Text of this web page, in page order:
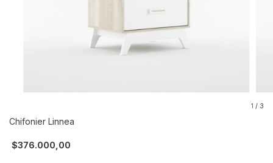
1 / 3
Chifonier Linnea
$376.000,00